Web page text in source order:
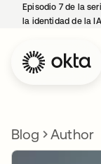
Episodio 7 de la
la identidad de la
Blog Author